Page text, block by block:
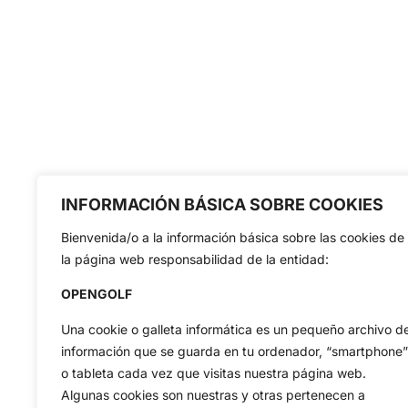
INFORMACIÓN BÁSICA SOBRE COOKIES
Bienvenida/o a la información básica sobre las cookies de
la página web responsabilidad de la entidad:
OPENGOLF
Una cookie o galleta informática es un pequeño archivo
información que se guarda en tu ordenador, “smartphone”
o tableta cada vez que visitas nuestra página web.
Algunas cookies son nuestras y otras pertenecen a